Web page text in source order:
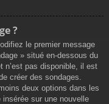
?
le premier message
» situé en-dessous du
n’est pas disponible, il est
créer des sondages.
deux options dans les
sur une nouvelle